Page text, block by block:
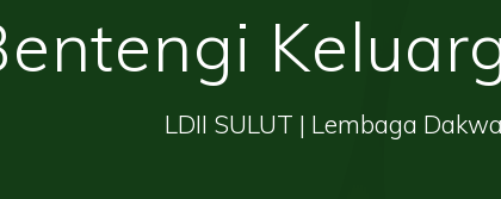
LDII SULUT | Lembaga